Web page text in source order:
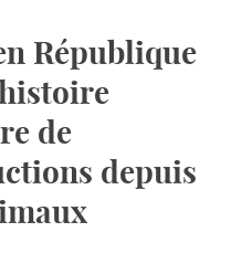
République
de
depuis